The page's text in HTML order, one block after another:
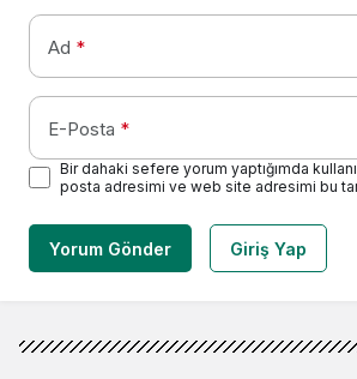
Ad *
E-Posta *
Bir dahaki sefere yorum yaptığımda
posta adresimi ve web site adresimi bu
Yorum Gönder Giriş Yap